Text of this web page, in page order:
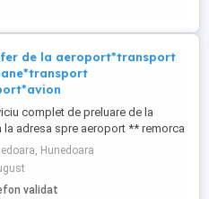
de la aeroport*transport
complet de preluare de la
la adresa spre aeroport ** remorca
( daca este cazul ) **
din orașul Hunedoara
Hunedoara
validat